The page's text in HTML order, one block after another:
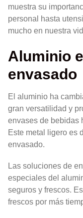
muestra su
personal hasta
mucho en nuestra
Aluminio
envasado
El aluminio ha
gran versatilidad y
envases de bebidas
Este metal ligero es
envasado.
Las soluciones de
especiales del
seguros y frescos.
frescos por más